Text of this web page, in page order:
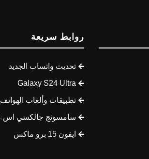
روابط سريعة
تحديث واتساب الجديد
Galaxy S24 Ultra
تطبيقات وألعاب الهواتف
سامسونج جالكسي اس 24
ايفون 15 برو ماكس